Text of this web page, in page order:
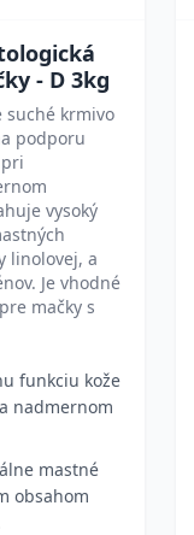
- D 3kg
suché krmivo
podporu
vysoký
linolovej, a
Je vhodné
mačky s
funkciu kože
nadmernom
mastné
obsahom